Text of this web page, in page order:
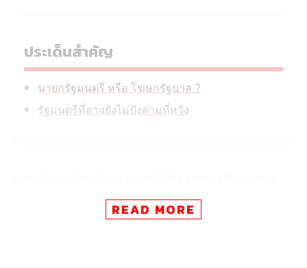
ประเด็นสำคัญ
นายกรัฐมนตรี หรือ โฆษกรัฐบาล ?
รัฐมนตรีที่อาจยังไม่ปังตามที่หวัง
ประชาชนจำนวนมากกลับยังไม่รับรู้ ส่งผลให้ภาพรวมของ
READ MORE